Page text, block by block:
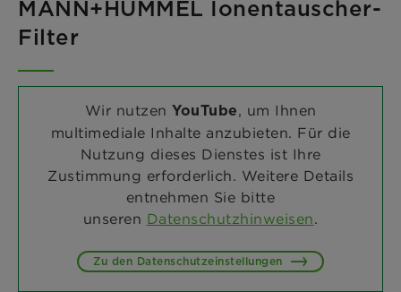
MANN+HUMMEL Ionentauscher-
Filter
Wir nutzen YouTube, um Ihnen
multimediale Inhalte anzubieten. Für die
Nutzung dieses Dienstes ist Ihre
Zustimmung erforderlich. Weitere Details
entnehmen Sie bitte
unseren Datenschutzhinweisen.
Zu den Datenschutzeinstellungen